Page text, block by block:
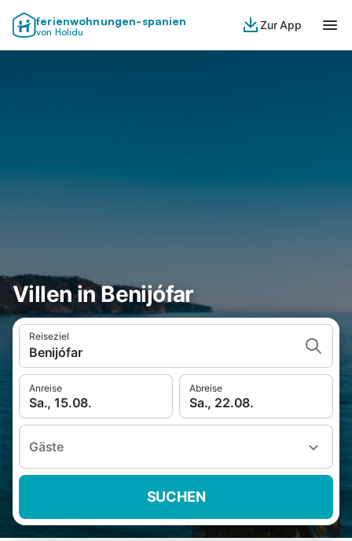
ferienwohnungen-spanien
von Holidu
Zur App
Villen in Benijófar
Reiseziel
Benijófar
Anreise
Sa., 15.08.
Abreise
Sa., 22.08.
Gäste
SUCHEN